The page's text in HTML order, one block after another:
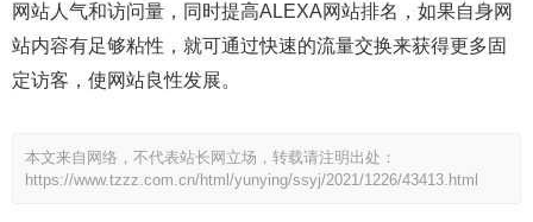
网站人气和访问量，同时提高ALEXA网站排名，如果自身网
站内容有足够粘性，就可通过快速的流量交换来获得更多固
定访客，使网站良性发展。
本文来自网络，不代表站长网立场，转载请注明出处：
https://www.tzzz.com.cn/html/yunying/ssyj/2021/1226/43413.html